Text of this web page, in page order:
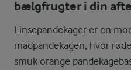
bælgfrugter i din
Linsepandekager er en
madpandekagen, hvor
smuk orange